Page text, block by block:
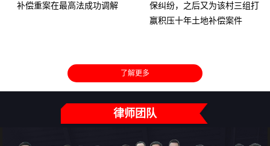
补偿重案在最高法成功调解
保纠纷，之后又为该村三组打
赢积压十年土地补偿案件
了解更多
律师团队